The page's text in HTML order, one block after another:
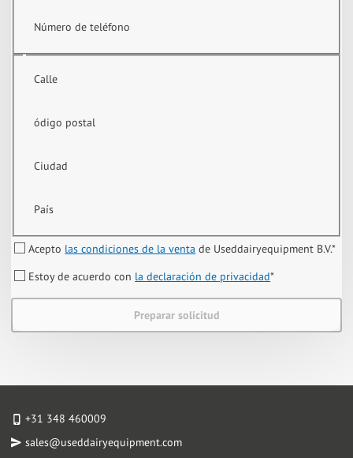
Número de teléfono
Calle
ódigo postal
Ciudad
País
Acepto las condiciones de la venta de Useddairyequipment B.V.*
Estoy de acuerdo con la declaración de privacidad*
Preparar solicitud
+31 348 460009
sales@useddairyequipment.com